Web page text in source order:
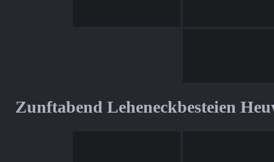
Zunftabend Leheneckbesteien